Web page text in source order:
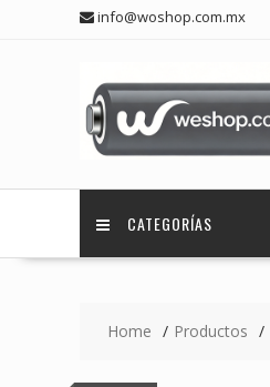
info@woshop.com.mx
CATEGORÍAS
Home Productos